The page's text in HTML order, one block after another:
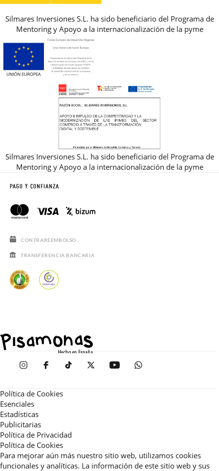
Silmares Inversiones S.L. ha sido beneficiario del Programa de
Mentoring y Apoyo a la internacionalización de la pyme
Silmares Inversiones S.L. ha sido beneficiario del Programa de
Mentoring y Apoyo a la internacionalización de la pyme
PAGO Y CONFIANZA
CONTRAREEMBOLSO
TRANSFERENCIA BANCARIA
Política de Cookies
Esenciales
Estadísticas
Publicitarias
Política de Privacidad
Política de Cookies
Para mejorar aún más nuestro sitio web, utilizamos cookies
funcionales y analíticas. La información de este sitio web y sus